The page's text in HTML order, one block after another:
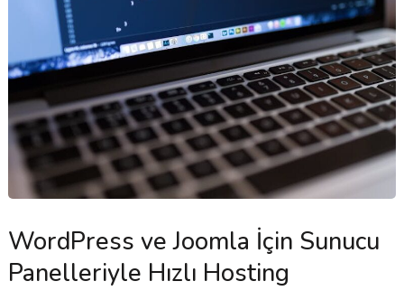
WordPress ve Joomla İçin Sunucu
Panelleriyle Hızlı Hosting